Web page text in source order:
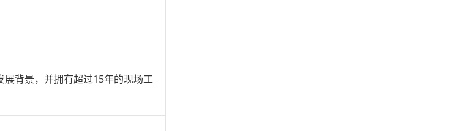
背景，并拥有超过15年的现场工